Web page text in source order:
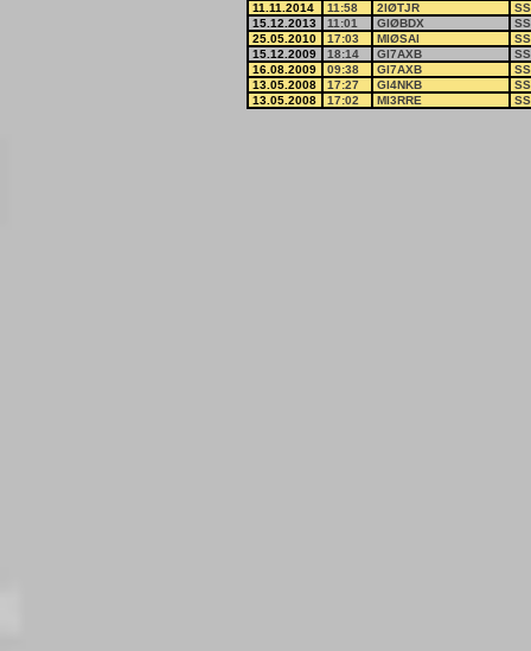
11.11.2014
11:58 2IØTJR
15.12.2013
11:01 GIØBDX
25.05.2010
17:03 MIØSAI
15.12.2009
18:14 GI7AXB
16.08.2009
09:38 GI7AXB
13.05.2008
17:27 GI4NKB
13.05.2008
17:02 MI3RRE